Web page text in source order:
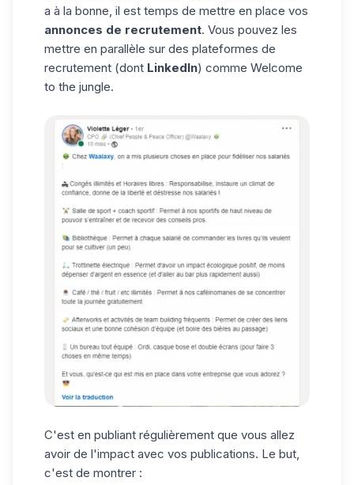
a à la bonne, il est temps de mettre en place vos
annonces de recrutement. Vous pouvez les
mettre en parallèle sur des plateformes de
recrutement (dont LinkedIn) comme Welcome
to the jungle.
C'est en publiant régulièrement que vous allez
avoir de l'impact avec vos publications. Le but,
c'est de montrer :